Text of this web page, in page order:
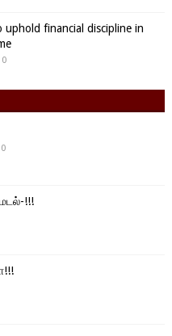
uphold financial discipline in
0
0
மடல்-!!!